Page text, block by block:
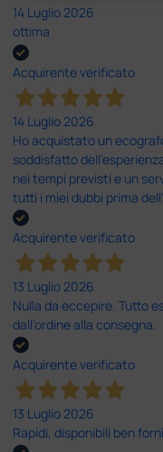
14 Luglio 2026
ottima
Acquirente verificato
14 Luglio 2026
Ho acquistato un
soddisfatto
nei tempi previsti e un
tutti i miei dubbi prima
Acquirente verificato
13 Luglio 2026
Nulla da eccepire. Tutto
dall’ordine alla consegna.
Acquirente verificato
13 Luglio 2026
Rapidi, disponibili ben